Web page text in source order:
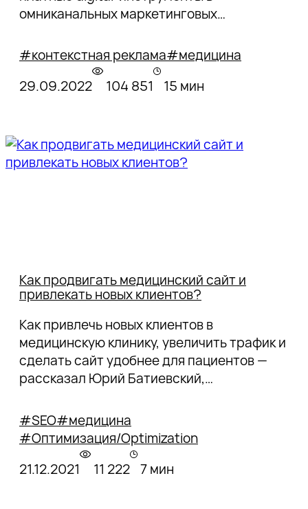
омниканальных маркетинговых
#контекстная реклама#медицина
29.09.2022
104 851 15 мин
Как продвигать медицинский сайт и
привлекать новых клиентов?
Как привлечь новых клиентов в
медицинскую клинику, увеличить трафик и
сделать сайт удобнее для пациентов —
рассказал Юрий Батиевский,
клиники «Будь здоров» на конференции
Optimization.
#SEO#медицина
#Оптимизация/Optimization
21.12.2021
11 222 7 мин